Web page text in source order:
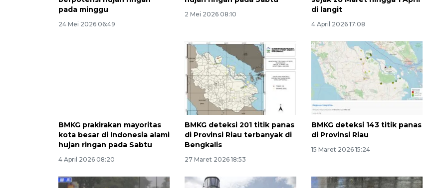
pada minggu
24 Mei 2026 06:49
2 Mei 2026 08:10
di langit
4 April 2026 17:08
BMKG prakirakan mayoritas
kota besar di Indonesia alami
hujan ringan pada Sabtu
4 April 2026 08:20
BMKG deteksi 201 titik panas
di Provinsi Riau terbanyak di
Bengkalis
27 Maret 2026 18:53
BMKG deteksi 143 titik panas
di Provinsi Riau
15 Maret 2026 15:24
2026-08-06 13:15:00